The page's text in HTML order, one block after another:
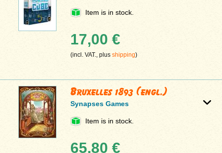
Item is in stock.
17,00 €
(incl. VAT., plusshipping)
Bruxelles 1893 (engl.)
Synapses Games
Item is in stock.
65,80 €